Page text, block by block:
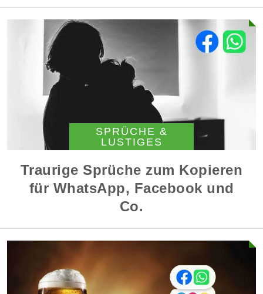
SPRÜCHE &
LUSTIGES
Traurige Sprüche zum Kopieren
für WhatsApp, Facebook und
Co.